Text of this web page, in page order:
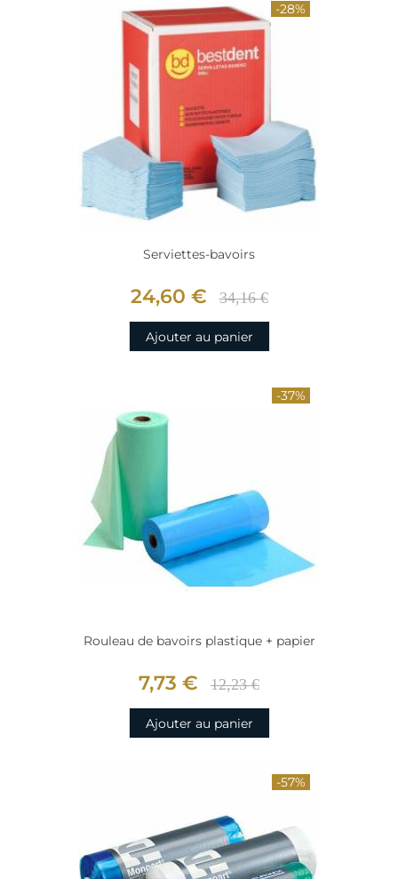
-28%
Serviettes-bavoirs
24,60 € 34,16 €
Ajouter au panier
-37%
Rouleau de bavoirs plastique + papier
7,73 € 12,23 €
Ajouter au panier
-57%